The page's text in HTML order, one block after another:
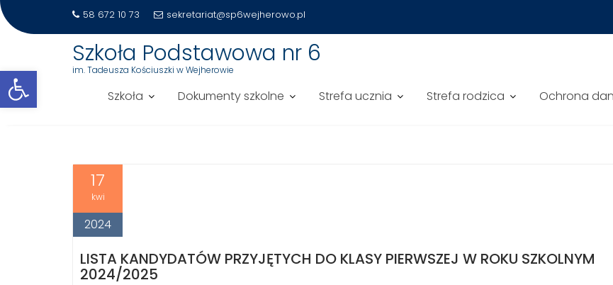
Otwórz pasek narzędzi
58 672 10 73 sekretariat@sp6wejherowo.pl
Szkoła Podstawowa nr 6
im. Tadeusza Kościuszki w Wejherowie
Szkoła Dokumenty szkolne Strefa ucznia Strefa rodzica Ochrona
17
kwi
2024
LISTA KANDYDATÓW PRZYJĘTYCH DO KLASY PIERWSZEJ W ROKU SZKOLNYM
2024/2025